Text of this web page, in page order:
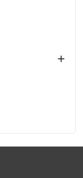
